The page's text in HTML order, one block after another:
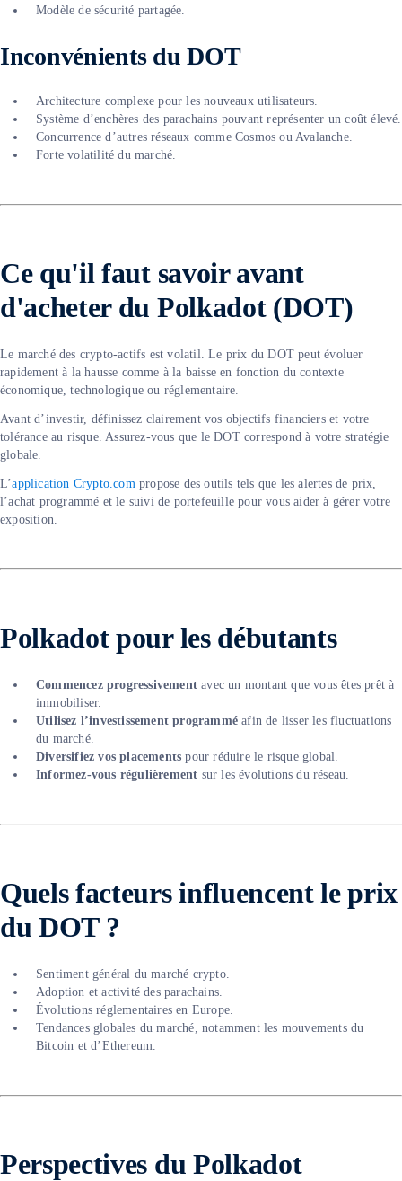
Modèle de sécurité partagée.
Inconvénients du DOT
Architecture complexe pour les nouveaux utilisateurs.
Système d’enchères des parachains pouvant représenter un coût élevé.
Concurrence d’autres réseaux comme Cosmos ou Avalanche.
Forte volatilité du marché.
Ce qu'il faut savoir avant
d'acheter du Polkadot (DOT)
Le marché des crypto-actifs est volatil. Le prix du DOT peut évoluer
rapidement à la hausse comme à la baisse en fonction du contexte
économique, technologique ou réglementaire.
Avant d’investir, définissez clairement vos objectifs financiers et votre
tolérance au risque. Assurez-vous que le DOT correspond à votre stratégie
globale.
L’application Crypto.compropose des outils tels que les alertes de prix,
l’achat programmé et le suivi de portefeuille pour vous aider à gérer votre
exposition.
Polkadot pour les débutants
Commencez progressivement avec un montant que vous êtes prêt à
immobiliser.
Utilisez l’investissement programmé afin de lisser les fluctuations
du marché.
Diversifiez vos placements pour réduire le risque global.
Informez-vous régulièrement sur les évolutions du réseau.
Quels facteurs influencent le prix
du DOT ?
Sentiment général du marché crypto.
Adoption et activité des parachains.
Évolutions réglementaires en Europe.
Tendances globales du marché, notamment les mouvements du
Bitcoin et d’Ethereum.
Perspectives du Polkadot